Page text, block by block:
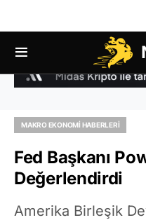
MAKRO EKONOMI HABERLERI
Fed Başkanı
Değerlendirdi
Amerika Birleşik